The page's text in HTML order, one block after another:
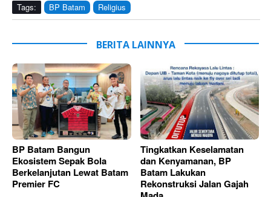
Tags: BP Batam Religius
BERITA LAINNYA
BP Batam Bangun
Ekosistem Sepak Bola
Berkelanjutan Lewat Batam
Premier FC
Tingkatkan Keselamatan
dan Kenyamanan, BP
Batam Lakukan
Rekonstruksi Jalan Gajah